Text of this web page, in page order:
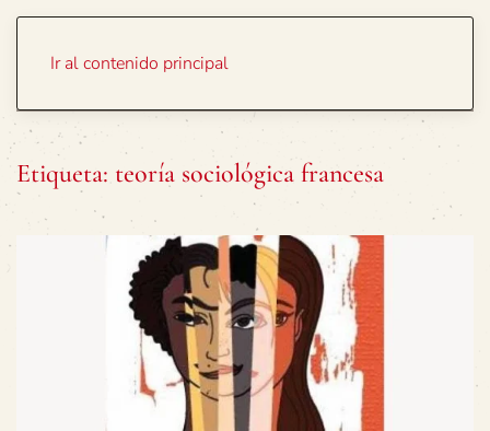
Ir al contenido principal
Etiqueta: teoría sociológica francesa